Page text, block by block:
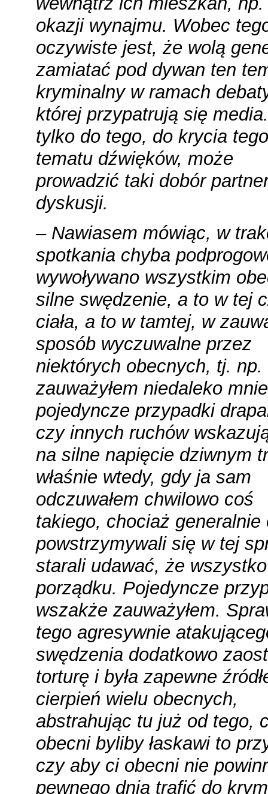
okazji wynajmu. Wobec
oczywiste jest, że wolą
zamiatać pod dywan ten
kryminalny w ramach
której przypatrują się
tylko do tego, do krycia tego
tematu dźwięków, może
prowadzić taki dobór
dyskusji.
– Nawiasem mówiąc, w
spotkania chyba
wywoływano wszystkim
silne swędzenie, a to w tej
ciała, a to w tamtej, w
sposób wyczuwalne przez
niektórych obecnych, tj. np.
zauważyłem niedaleko mnie
pojedyncze przypadki
czy innych ruchów
na silne napięcie dziwnym
właśnie wtedy, gdy ja sam
odczuwałem chwilowo coś
takiego, chociaż generalnie
powstrzymywali się w tej
starali udawać, że
porządku. Pojedyncze
wszakże zauważyłem.
tego agresywnie
swędzenia dodatkowo
torturę i była zapewne
cierpień wielu obecnych,
abstrahując tu już od tego,
obecni byliby łaskawi to
czy aby ci obecni nie
pewnego dnia trafić do